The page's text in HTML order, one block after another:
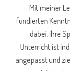
Mit meiner
fundierten
dabei, ihre
Unterricht ist
angepasst und